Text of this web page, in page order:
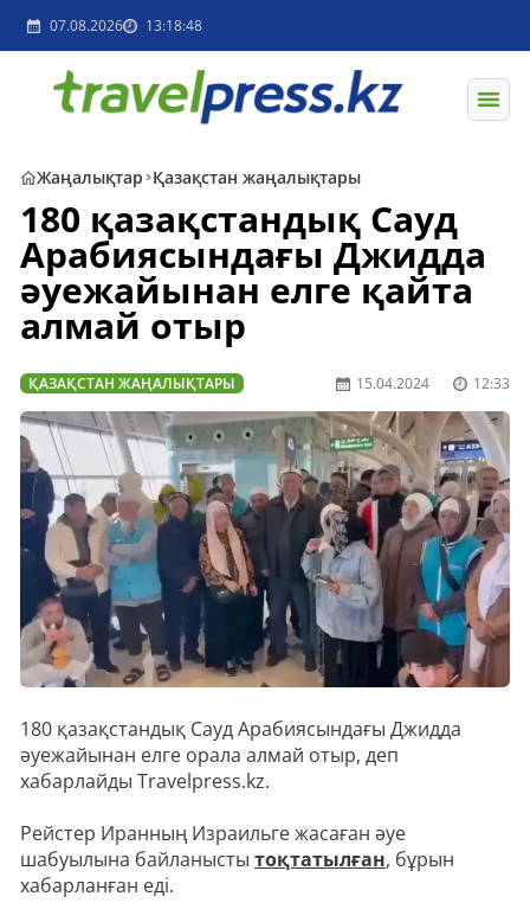
07.08.2026 13:18:48
Жаңалықтар Қазақстан жаңалықтары
180 қазақстандық Сауд
Арабиясындағы Джидда
әуежайынан елге қайта
алмай отыр
ҚАЗАҚСТАН ЖАҢАЛЫҚТАРЫ 15.04.2024 12:33
180 қазақстандық Сауд Арабиясындағы Джидда
әуежайынан елге орала алмай отыр, деп
хабарлайды Travelpress.kz.
Рейстер Иранның Израильге жасаған әуе
шабуылына байланысты тоқтатылған, бұрын
хабарланған еді.